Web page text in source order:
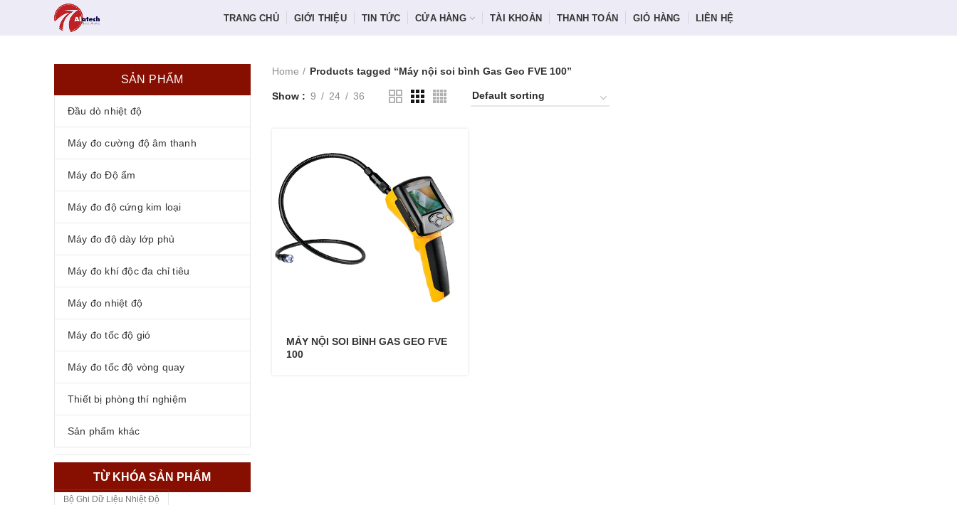
TRANG CHỦ GIỚI THIỆU TIN TỨC CỬA HÀNG TÀI KHOẢN THANH TOÁN GIỎ HÀNG LIÊN HỆ
Home Products tagged “Máy nội soi bình Gas Geo FVE 100”
Show 9 24 36
MÁY NỘI SOI BÌNH GAS GEO FVE
100
SẢN PHẨM
Đầu dò nhiệt độ
Máy đo cường độ âm thanh
Máy đo Độ ẩm
Máy đo độ cứng kim loại
Máy đo độ dày lớp phủ
Máy đo khí độc đa chỉ tiêu
Máy đo nhiệt độ
Máy đo tốc độ gió
Máy đo tốc độ vòng quay
Thiết bị phòng thí nghiệm
Sản phẩm khác
TỪ KHÓA SẢN PHẨM
Bộ Ghi Dữ Liệu Nhiệt Độ